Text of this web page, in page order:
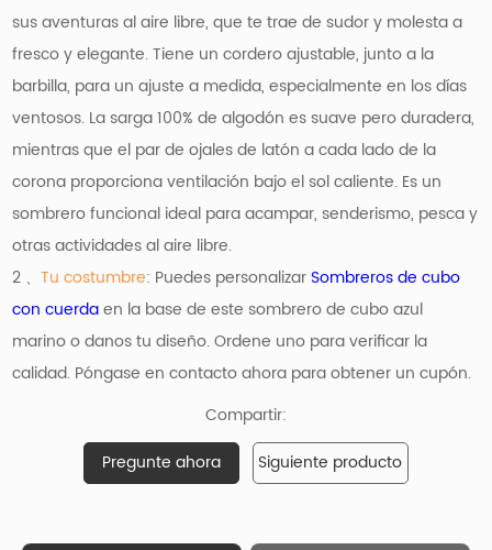
sus aventuras al aire libre, que te trae de sudor y molesta a
fresco y elegante. Tiene un cordero ajustable, junto a la
barbilla, para un ajuste a medida, especialmente en los días
ventosos. La sarga 100% de algodón es suave pero duradera,
mientras que el par de ojales de latón a cada lado de la
corona proporciona ventilación bajo el sol caliente. Es un
sombrero funcional ideal para acampar, senderismo, pesca y
otras actividades al aire libre.
2 、Tu costumbre: Puedes personalizarSombreros de cubo
con cuerdaen la base de este sombrero de cubo azul
marino o danos tu diseño. Ordene uno para verificar la
calidad. Póngase en contacto ahora para obtener un cupón.
Compartir:
Pregunte ahora
Siguiente producto